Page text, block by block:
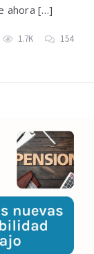
ahora […]
1.7K 154